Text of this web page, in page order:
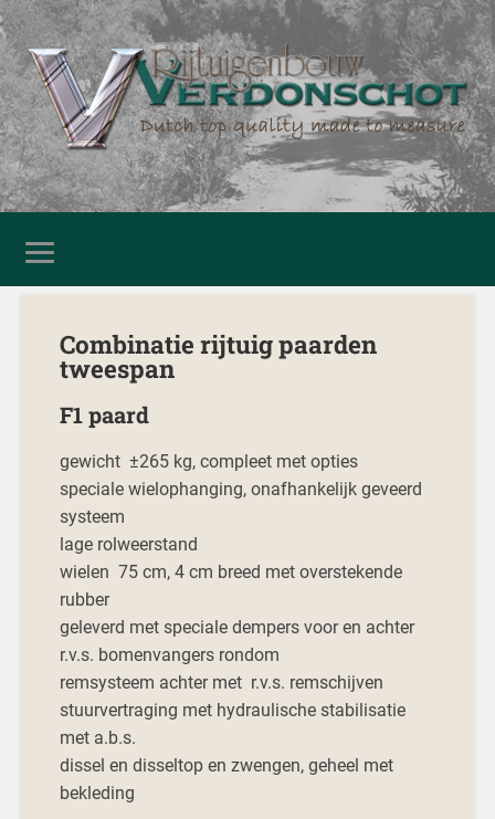
Combinatie rijtuig paarden
tweespan
F1 paard
gewicht ±265 kg, compleet met opties
speciale wielophanging, onafhankelijk geveerd
systeem
lage rolweerstand
wielen 75 cm, 4 cm breed met overstekende
rubber
geleverd met speciale dempers voor en achter
r.v.s. bomenvangers rondom
remsysteem achter met r.v.s. remschijven
stuurvertraging met hydraulische stabilisatie
met a.b.s.
dissel en disseltop en zwengen, geheel met
bekleding